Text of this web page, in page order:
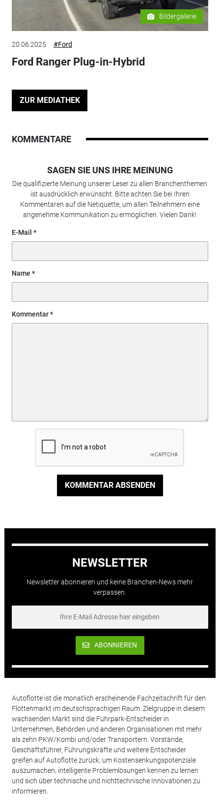
Bildergalerie
20.06.2025 #Ford
Ford Ranger Plug-in-Hybrid
ZUR MEDIATHEK
KOMMENTARE
SAGEN SIE UNS IHRE MEINUNG
Die qualifizierte Meinung unserer Leser zu allen Branchenthemen
ist ausdrücklich erwünscht. Bitte achten Sie bei Ihren
Kommentaren auf die Netiquette, um allen Teilnehmern eine
angenehme Kommunikation zu ermöglichen. Vielen Dank!
E-Mail
Name
Kommentar
KOMMENTAR ABSENDEN
NEWSLETTER
Newsletter abonnieren und keine Branchen-News mehr
verpassen.
ABONNIEREN
Autoflotte ist die monatlich erscheinende Fachzeitschrift für den
Flottenmarkt im deutschsprachigen Raum. Zielgruppe in diesem
wachsenden Markt sind die Fuhrpark-Entscheider in
Unternehmen, Behörden und anderen Organisationen mit mehr
als zehn PKW/Kombi und/oder Transportern. Vorstände,
Geschäftsführer, Führungskräfte und weitere Entscheider
greifen auf Autoflotte zurück, um Kostensenkungspotenziale
auszumachen, intelligente Problemlösungen kennen zu lernen
und sich über technische und nichttechnische Innovationen zu
informieren.